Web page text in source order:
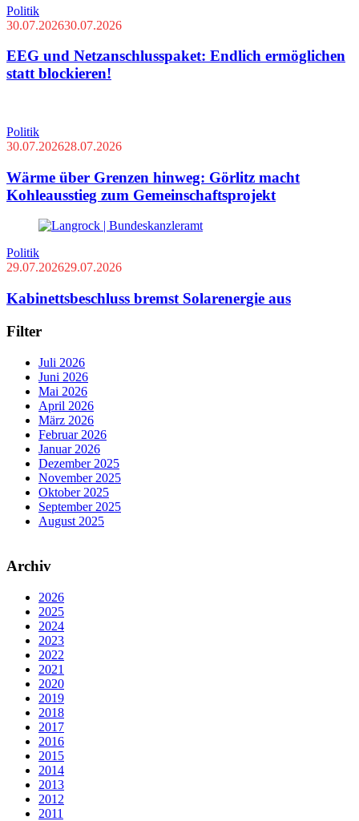
Politik
30.07.202630.07.2026
EEG und Netzanschlusspaket: Endlich ermöglichen
statt blockieren!
Politik
30.07.202628.07.2026
Wärme über Grenzen hinweg: Görlitz macht
Kohleausstieg zum Gemeinschaftsprojekt
Politik
29.07.202629.07.2026
Kabinettsbeschluss bremst Solarenergie aus
Filter
Juli 2026
Juni 2026
Mai 2026
April 2026
März 2026
Februar 2026
Januar 2026
Dezember 2025
November 2025
Oktober 2025
September 2025
August 2025
Archiv
2026
2025
2024
2023
2022
2021
2020
2019
2018
2017
2016
2015
2014
2013
2012
2011